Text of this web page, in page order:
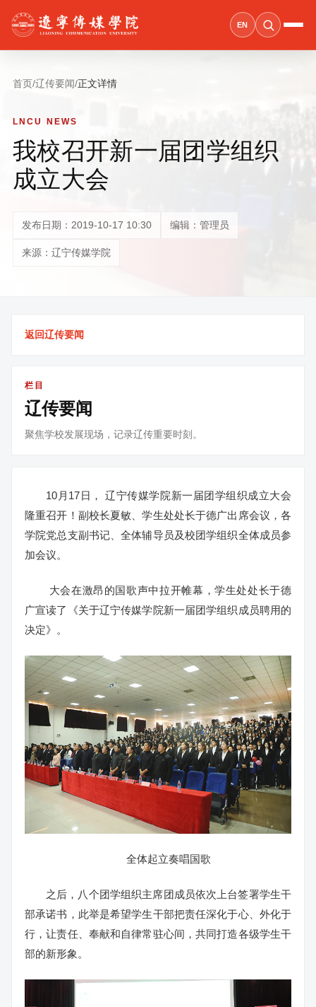
EN
首页/辽传要闻/正文详情
LNCU NEWS
我校召开新一届团学组织
成立大会
发布日期：2019-10-17 10:30 编辑：管理员
来源：辽宁传媒学院
返回辽传要闻
栏目
辽传要闻
聚焦学校发展现场，记录辽传重要时刻。
10月17日， 辽宁传媒学院新一届团学组织成立大会
隆重召开！副校长夏敏、学生处处长于德广出席会议，各
学院党总支副书记、全体辅导员及校团学组织全体成员参
加会议。
大会在激昂的国歌声中拉开帷幕，学生处处长于德
广宣读了《关于辽宁传媒学院新一届团学组织成员聘用的
决定》。
全体起立奏唱国歌
之后，八个团学组织主席团成员依次上台签署学生干
部承诺书，此举是希望学生干部把责任深化于心、外化于
行，让责任、奉献和自律常驻心间，共同打造各级学生干
部的新形象。